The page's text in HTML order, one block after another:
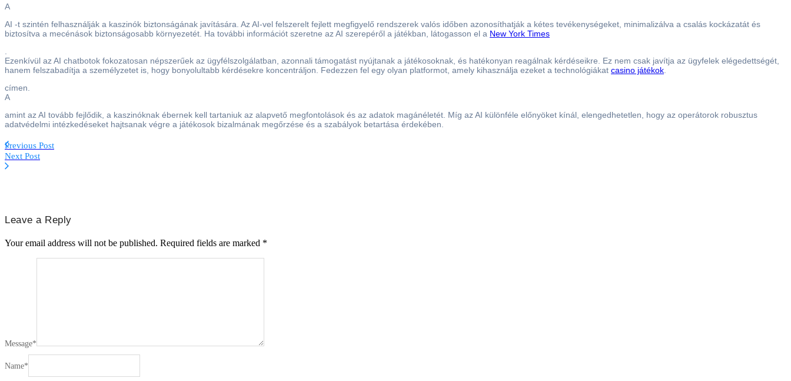
A
AI -t szintén felhasználják a kaszinók biztonságának javítására. Az AI-vel felszerelt fejlett megfigyelő rendszerek valós időben azonosíthatják a kétes tevékenységeket, minimalizálva a csalás kockázatát és
biztosítva a mecénások biztonságosabb környezetét. Ha további információt szeretne az AI szerepéről a játékban, látogasson el a New York Times
Ezenkívül az AI chatbotok fokozatosan népszerűek az ügyfélszolgálatban, azonnali támogatást nyújtanak a játékosoknak, és hatékonyan reagálnak kérdéseikre. Ez nem csak javítja az ügyfelek elégedettségét,
hanem felszabadítja a személyzetet is, hogy bonyolultabb kérdésekre koncentráljon. Fedezzen fel egy olyan platformot, amely kihasználja ezeket a technológiákat casino játékok
címen.
A
amint az AI tovább fejlődik, a kaszinóknak ébernek kell tartaniuk az alapvető megfontolások és az adatok magánéletét. Míg az AI különféle előnyöket kínál, elengedhetetlen, hogy az operátorok robusztus
adatvédelmi intézkedéseket hajtsanak végre a játékosok bizalmának megőrzése és a szabályok betartása érdekében.
Previous Post
Next Post
Leave a Reply
Your email address will not be published. Required fields are marked *
Message*
Name*